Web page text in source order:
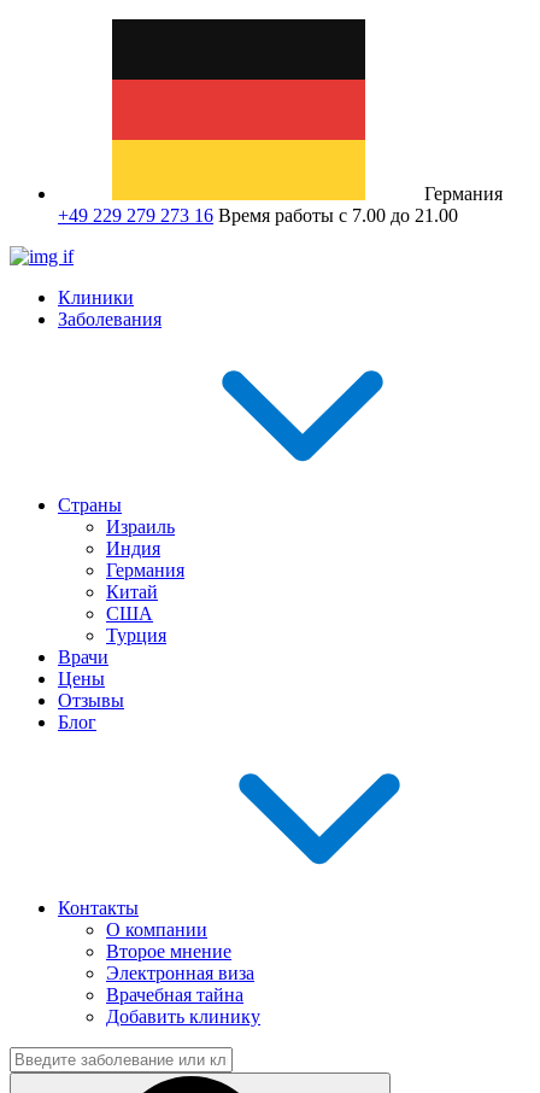
Германия
+49 229 279 273 16 Время работы с 7.00 до 21.00
Клиники
Заболевания
Страны
Израиль
Индия
Германия
Китай
США
Турция
Врачи
Цены
Отзывы
Блог
Контакты
О компании
Второе мнение
Электронная виза
Врачебная тайна
Добавить клинику